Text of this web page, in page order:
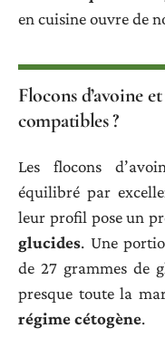
en cuisine ouvre de
Flocons d’avoine
compatibles ?
Les flocons
équilibré par
leur profil pose un
glucides. Une
de 27 grammes de
presque toute la
régime cétogène.